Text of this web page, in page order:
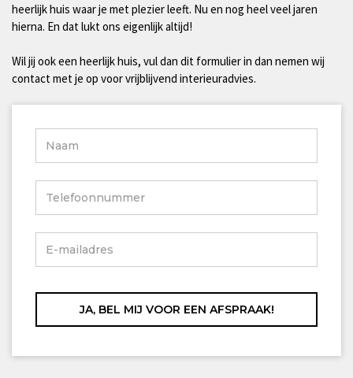
heerlijk huis waar je met plezier leeft. Nu en nog heel veel jaren
hierna. En dat lukt ons eigenlijk altijd!
Wil jij ook een heerlijk huis, vul dan dit formulier in dan nemen wij
contact met je op voor vrijblijvend interieuradvies.